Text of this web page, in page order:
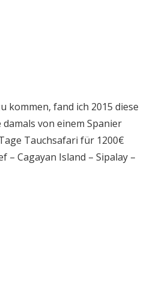
kommen, fand ich 2015 diese
von einem Spanier
Tauchsafari für 1200€
Cagayan Island – Sipalay –